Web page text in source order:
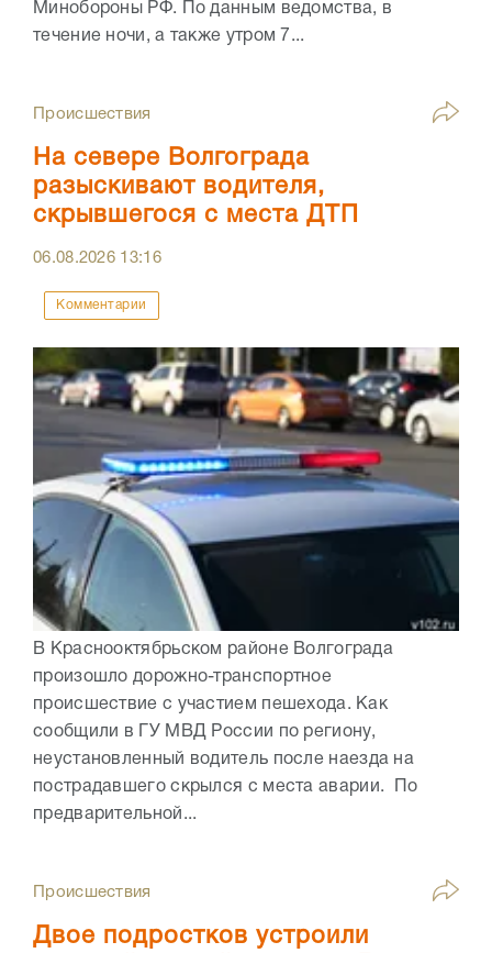
Минобороны РФ. По данным ведомства, в
течение ночи, а также утром 7...
Происшествия
На севере Волгограда
разыскивают водителя,
скрывшегося с места ДТП
06.08.2026 13:16
Комментарии
В Краснооктябрьском районе Волгограда
произошло дорожно-транспортное
происшествие с участием пешехода. Как
сообщили в ГУ МВД России по региону,
неустановленный водитель после наезда на
пострадавшего скрылся с места аварии. По
предварительной...
Происшествия
Двое подростков устроили